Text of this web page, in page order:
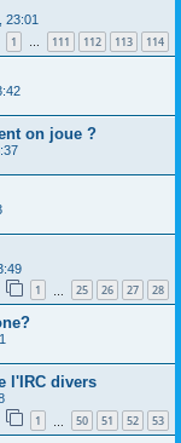
23:01
1 … 111 112 113 114
on joue ?
1 25 26 27 28
l'IRC divers
1 50 51 52 53